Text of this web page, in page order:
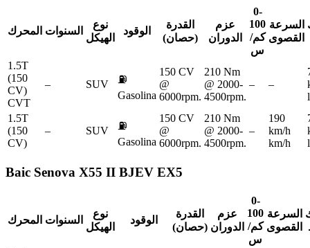
المحرك السنوات
نوع
الهيكل
الوقود
القدرة
(حصان)
عزم
الدوران
0-
100
كم/
س
السرعة
القصوى
1.5T
(150
CV)
CVT
– SUV
⛽
Gasolina
150 CV
@
6000rpm.
210 Nm
@ 2000-
4500rpm.
– –
1.5T
(150
CV)
– SUV
⛽
Gasolina
150 CV
@
6000rpm.
210 Nm
@ 2000-
4500rpm.
–
190
km/h
km/h
Baic Senova X55 II BJEV EX5
المحرك السنوات
نوع
الهيكل
الوقود
القدرة
(حصان)
عزم
الدوران
0-
100
كم/
س
السرعة
القصوى